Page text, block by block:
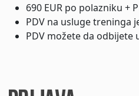
690 EUR po polazniku +
PDV na usluge treninga
PDV možete da odbijete